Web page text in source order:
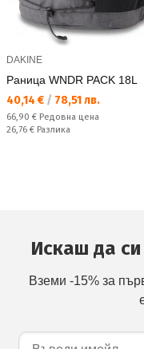
DAKINE
Раница WNDR PACK 18L
Текуща цена:
40,14 € / 78,51 лв.
Редовна цена:
66,90 € Редовна цена
Спестявате:
26,76 € Разлика
Искаш да
Вземи -15% за